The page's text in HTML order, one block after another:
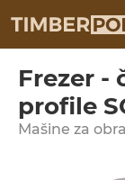
Frezer -
profile
Мašine za